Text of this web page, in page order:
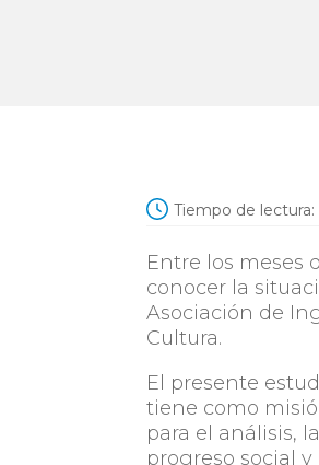
Tiempo de lectura:
Entre los meses
conocer la
Asociación de
Cultura.
El presente
tiene como
para el análisis,
progreso social